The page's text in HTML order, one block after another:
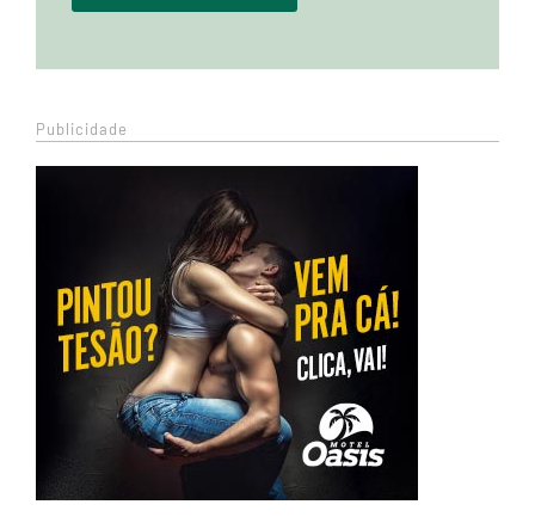
Publicidade